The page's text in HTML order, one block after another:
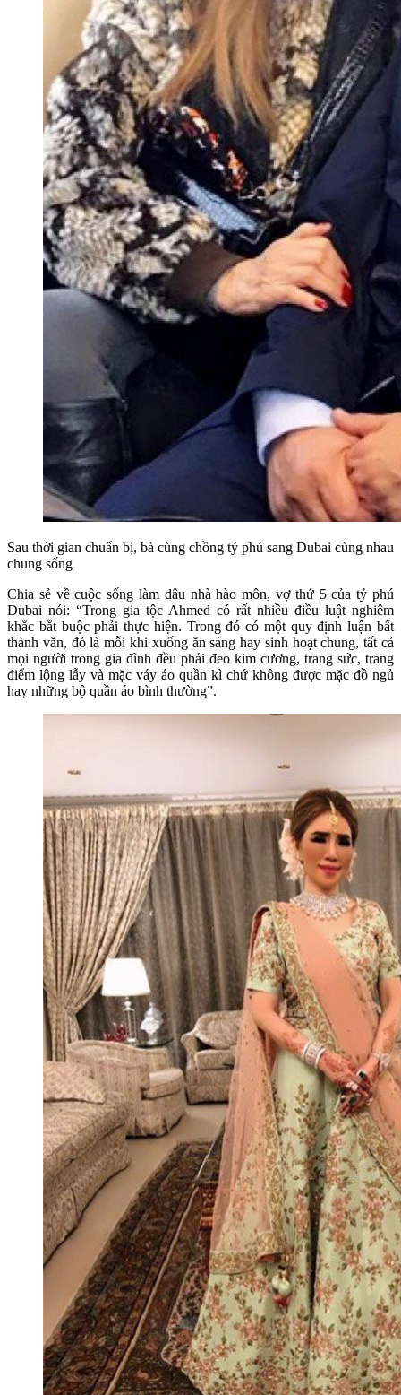
Sau thời gian chuẩn bị, bà cùng chồng tỷ phú sang Dubai cùng nhau
chung sống
Chia sẻ về cuộc sống làm dâu nhà hào môn, vợ thứ 5 của tỷ phú
Dubai nói: “Trong gia tộc Ahmed có rất nhiều điều luật nghiêm
khắc bắt buộc phải thực hiện. Trong đó có một quy định luận bất
thành văn, đó là mỗi khi xuống ăn sáng hay sinh hoạt chung, tất cả
mọi người trong gia đình đều phải đeo kim cương, trang sức, trang
điểm lộng lẫy và mặc váy áo quần kì chứ không được mặc đồ ngủ
hay những bộ quần áo bình thường”.